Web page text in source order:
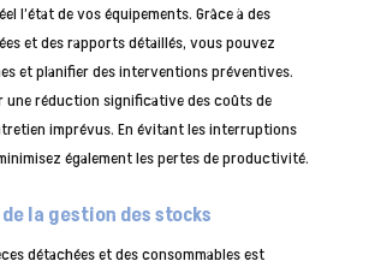
l’état de vos équipements. Grâce à des
et des rapports détaillés, vous pouvez
et planifier des interventions préventives.
une réduction significative des coûts de
imprévus. En évitant les interruptions
également les pertes de productivité.
la gestion des stocks
détachées et des consommables est